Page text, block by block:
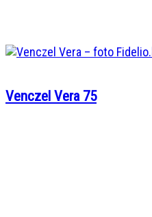
Venczel Vera 75